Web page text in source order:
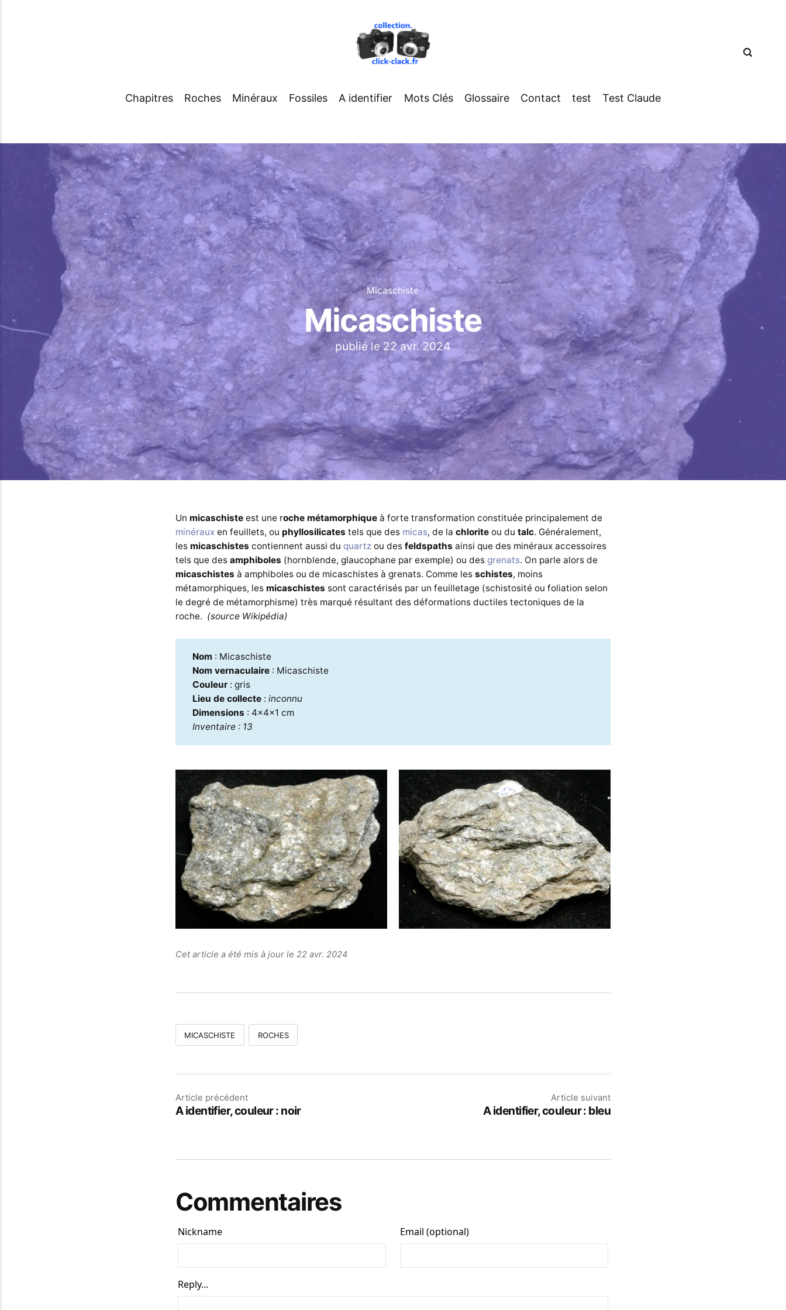
Chapitres Roches Minéraux Fossiles A identifier Mots Clés Glossaire Contact test Test Claude
Micaschiste
Micaschiste
publié le22 avr. 2024
Un micaschisteest une roche métamorphique à forte transformation constituée principalement de
minérauxen feuillets, ou phyllosilicates tels que des micas, de la chloriteou du talc. Généralement,
les micaschistes contiennent aussi du quartzou des feldspaths ainsi que des minéraux accessoires
tels que des amphiboles (hornblende, glaucophane par exemple) ou des grenats. On parle alors de
micaschistes à amphiboles ou de micaschistes à grenats. Comme les schistes, moins
métamorphiques, les micaschistes sont caractérisés par un feuilletage (schistosité ou foliation selon
le degré de métamorphisme) très marqué résultant des déformations ductiles tectoniques de la
roche. (source Wikipédia)
Nom : Micaschiste
Nom vernaculaire: Micaschiste
Couleur : gris
Lieu de collecte : inconnu
Dimensions : 4x4x1 cm
Inventaire : 13
Cet article a été mis à jour le 22 avr. 2024
MICASCHISTE ROCHES
Article précédent
A identifier, couleur : noir
Article suivant
A identifier, couleur : bleu
Commentaires